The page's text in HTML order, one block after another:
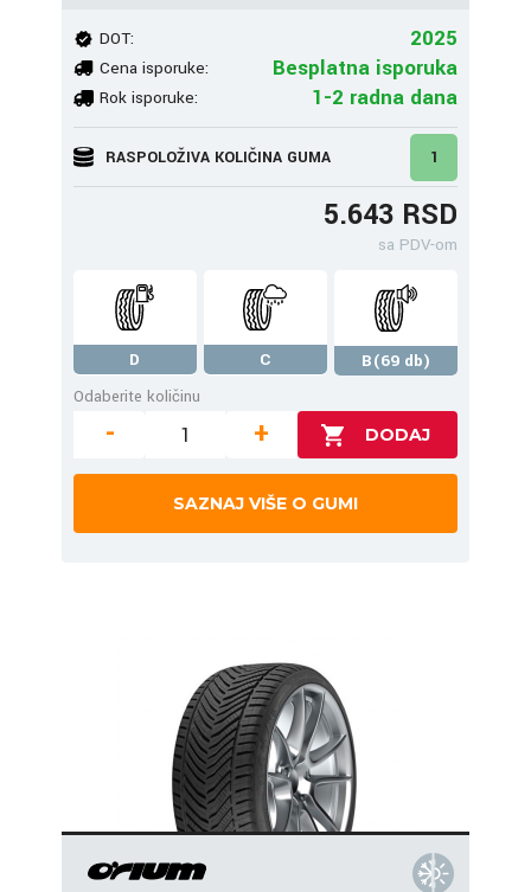
DOT: 2025
Cena isporuke: Besplatna isporuka
Rok isporuke: 1-2 radna dana
RASPOLOŽIVA KOLIČINA GUMA 1
5.643 RSD
sa PDV-om
D C
B(69 db)
Odaberite količinu
- +
SAZNAJ VIŠE O GUMI